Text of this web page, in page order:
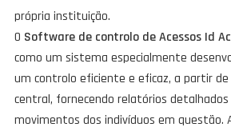
própria instituição.
O Software de controlo de Acessos Id
como um sistema especialmente
um controlo eficiente e eficaz, a partir de
central, fornecendo relatórios detalhados
movimentos dos indivíduos em questão.